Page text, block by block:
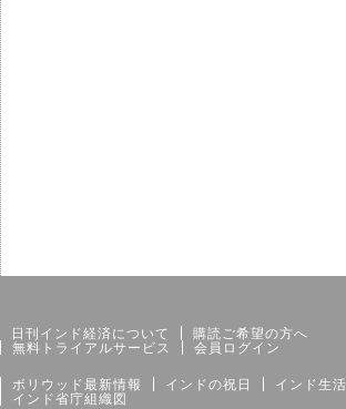
日刊インド経済について
購読ご希望の方へ
無料トライアルサービス
会員ログイン
ボリウッド最新情報 インドの祝日
インド生
インド省庁組織図